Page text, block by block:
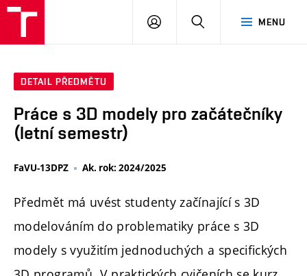
MENU
PŘIHLÁSIT
DETAIL PŘEDMĚTU
Práce s 3D modely pro začátečníky
(letní semestr)
FaVU-13DPZ Ak. rok: 2024/2025
Předmět má uvést studenty začínající s 3D
modelováním do problematiky práce s 3D
modely s využitím jednoduchých a specifických